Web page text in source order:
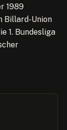
1989
Billard-Union
1. Bundesliga